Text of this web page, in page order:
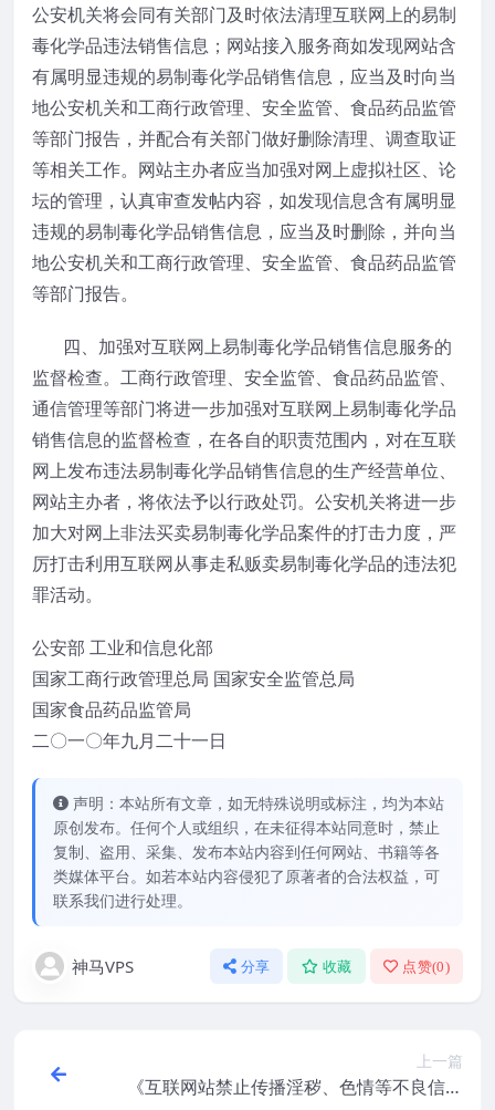
公安机关将会同有关部门及时依法清理互联网上的易制
毒化学品违法销售信息；网站接入服务商如发现网站含
有属明显违规的易制毒化学品销售信息，应当及时向当
地公安机关和工商行政管理、安全监管、食品药品监管
等部门报告，并配合有关部门做好删除清理、调查取证
等相关工作。网站主办者应当加强对网上虚拟社区、论
坛的管理，认真审查发帖内容，如发现信息含有属明显
违规的易制毒化学品销售信息，应当及时删除，并向当
地公安机关和工商行政管理、安全监管、食品药品监管
等部门报告。
四、加强对互联网上易制毒化学品销售信息服务的
监督检查。工商行政管理、安全监管、食品药品监管、
通信管理等部门将进一步加强对互联网上易制毒化学品
销售信息的监督检查，在各自的职责范围内，对在互联
网上发布违法易制毒化学品销售信息的生产经营单位、
网站主办者，将依法予以行政处罚。公安机关将进一步
加大对网上非法买卖易制毒化学品案件的打击力度，严
厉打击利用互联网从事走私贩卖易制毒化学品的违法犯
罪活动。
公安部 工业和信息化部
国家工商行政管理总局 国家安全监管总局
国家食品药品监管局
二〇一〇年九月二十一日
声明：本站所有文章，如无特殊说明或标注，均为本站
原创发布。任何个人或组织，在未征得本站同意时，禁止
复制、盗用、采集、发布本站内容到任何网站、书籍等各
类媒体平台。如若本站内容侵犯了原著者的合法权益，可
联系我们进行处理。
神马VPS 分享 收藏 点赞(0)
上一篇
《互联网站禁止传播淫秽、色情等不良信息